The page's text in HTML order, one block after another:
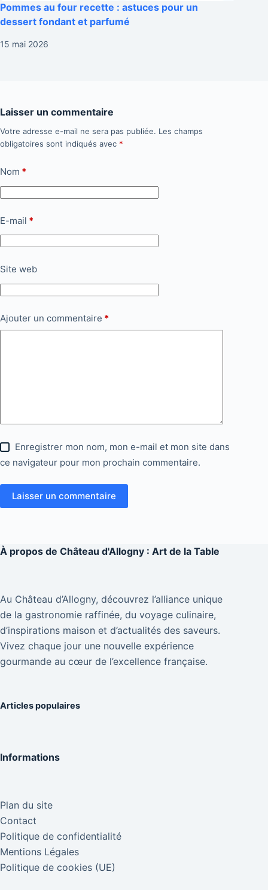
Pommes au four recette : astuces pour un
dessert fondant et parfumé
15 mai 2026
Laisser un commentaire
Votre adresse e-mail ne sera pas publiée. Les champs
obligatoires sont indiqués avec *
Nom *
E-mail *
Site web
Ajouter un commentaire *
Enregistrer mon nom, mon e-mail et mon site dans
ce navigateur pour mon prochain commentaire.
Laisser un commentaire
À propos de Château d'Allogny : Art de la Table
Au Château d’Allogny, découvrez l’alliance unique
de la gastronomie raffinée, du voyage culinaire,
d’inspirations maison et d’actualités des saveurs.
Vivez chaque jour une nouvelle expérience
gourmande au cœur de l’excellence française.
Articles populaires
Informations
Plan du site
Contact
Politique de confidentialité
Mentions Légales
Politique de cookies (UE)